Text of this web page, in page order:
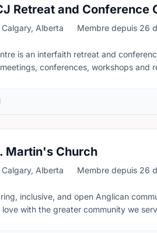
Retreat and Conference
Calgary, Alberta Membre depuis 26
is an interfaith retreat and
conferences, workshops and
contact our Booking Coordinator, at (403)
counselling, and spiritual direction
Martin's Church
Calgary, Alberta Membre depuis 26
inclusive, and open Anglican
community we serve. Our goal is to work with our community partners and all